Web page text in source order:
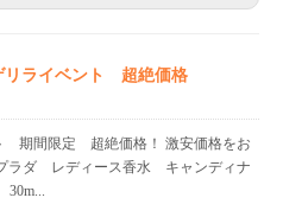
ライベント 超絶価格
期間限定 超絶価格！ 激安価格をお
ラダ レディース香水 キャンディナ